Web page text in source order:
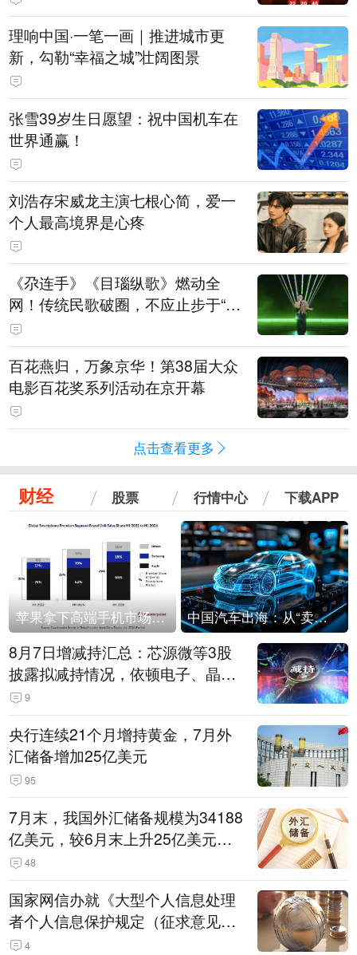
理响中国·一笔一画｜推进城市更
新，勾勒“幸福之城”壮阔图景
张雪39岁生日愿望：祝中国机车在
世界通赢！
刘浩存宋威龙主演七根心简，爱一
个人最高境界是心疼
《尕连手》《目瑙纵歌》燃动全
网！传统民歌破圈，不应止步于“上
头”
百花燕归，万象京华！第38届大众
电影百花奖系列活动在京开幕
点击查看更多
财经 股票 行情中心 下载APP
苹果拿下高端手机市场65%的份额：iPhone 17系列功不可没 中国汽车出海：从“卖出去”到“走进去”
8月7日增减持汇总：芯源微等3股
披露拟减持情况，依顿电子、晶华
微拟增持（表）
9
央行连续21个月增持黄金，7月外
汇储备增加25亿美元
95
7月末，我国外汇储备规模为34188
亿美元，较6月末上升25亿美元，
升幅为0.07%
48
国家网信办就《大型个人信息处理
者个人信息保护规定（征求意见
稿）》公开征求意见
4